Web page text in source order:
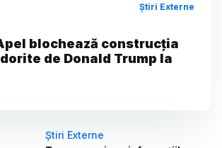
Știri Externe
blochează construcția
de Donald Trump la
Știri Externe